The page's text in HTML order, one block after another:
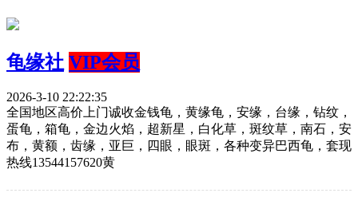
龟缘社 VIP会员
2026-3-10 22:22:35
全国地区高价上门诚收金钱龟，黄缘龟，安缘，台缘，钻纹，
蛋龟，箱龟，金边火焰，超新星，白化草，斑纹草，南石，安
布，黄额，齿缘，亚巨，四眼，眼斑，各种变异巴西龟，套现
热线13544157620黄